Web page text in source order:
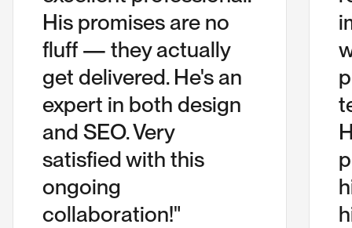
His promises are no
fluff — they actually
get delivered. He's an
expert in both design
and SEO. Very
satisfied with this
ongoing
collaboration!"